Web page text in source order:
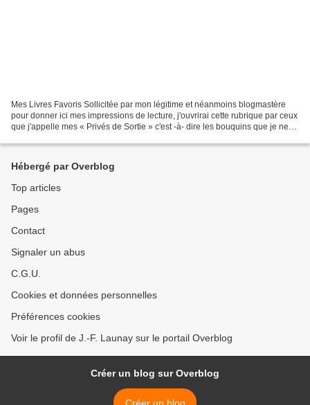
Mes Livres Favoris Sollicitée par mon légitime et néanmoins blogmastère
pour donner ici mes impressions de lecture, j'ouvrirai cette rubrique par ceux
que j'appelle mes « Privés de Sortie » c'est -à- dire les bouquins que je ne
Hébergé par Overblog
Top articles
Pages
Contact
Signaler un abus
C.G.U.
Cookies et données personnelles
Préférences cookies
Voir le profil de J.-F. Launay sur le portail Overblog
Créer un blog sur Overblog